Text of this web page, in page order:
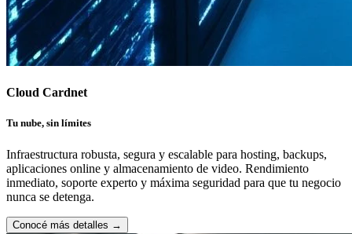
Cloud Cardnet
Tu nube, sin límites
Infraestructura robusta, segura y escalable para hosting, backups,
aplicaciones online y almacenamiento de video. Rendimiento
inmediato, soporte experto y máxima seguridad para que tu negocio
nunca se detenga.
Conocé más detalles →